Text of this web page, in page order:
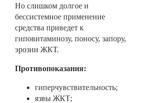
Но слишком долгое и
бессистемное применение
средства приведет к
гиповитаминозу, поносу, запору,
эрозии ЖКТ.
Противопоказания:
гиперчувствительность;
язвы ЖКТ;